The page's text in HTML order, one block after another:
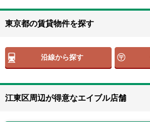
東京都の賃貸物件を探す
沿線から探す
江東区周辺が得意なエイブル店舗